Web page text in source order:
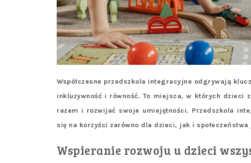
Współczesne przedszkola integracyjne odgrywają
inkluzywność i równość. To miejsca, w których dzieci
razem i rozwijać swoje umiejętności. Przedszkola
się na korzyści zarówno dla dzieci, jak i społeczeństwa
Wspieranie rozwoju u dzieci